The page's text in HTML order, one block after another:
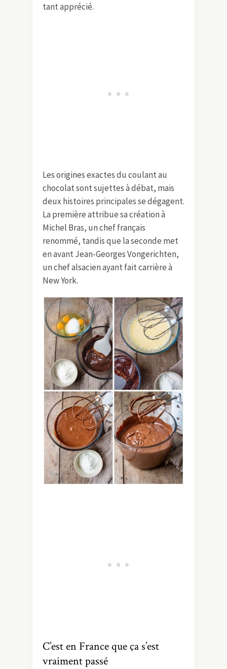
tant apprécié.
Les origines exactes du coulant au
chocolat sont sujettes à débat, mais
deux histoires principales se dégagent.
La première attribue sa création à
Michel Bras, un chef français
renommé, tandis que la seconde met
en avant Jean-Georges Vongerichten,
un chef alsacien ayant fait carrière à
New York.
C’est en France que ça s’est
vraiment passé